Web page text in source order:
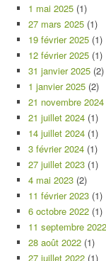
1 mai 2025 (1)
27 mars 2025 (1)
19 février 2025 (1)
12 février 2025 (1)
31 janvier 2025 (2)
1 janvier 2025 (2)
21 novembre 2024
21 juillet 2024 (1)
14 juillet 2024 (1)
3 février 2024 (1)
27 juillet 2023 (1)
4 mai 2023 (2)
11 février 2023 (1)
6 octobre 2022 (1)
11 septembre 2022
28 août 2022 (1)
27 juillet 2022 (1)